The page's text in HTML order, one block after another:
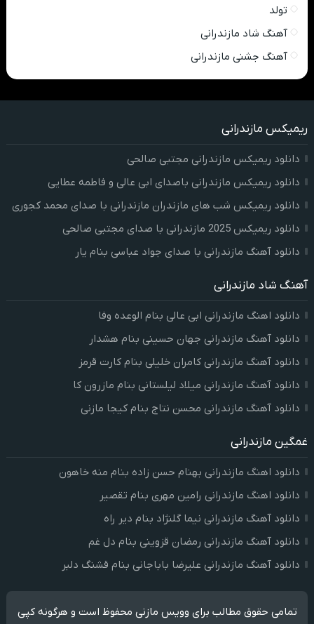
تولد
آهنگ شاد مازندرانی
آهنگ جشنی مازندرانی
ریمیکس مازندرانی
دانلود ریمیکس مازندرانی مجتبی صالحی
دانلود ریمیکس مازندرانی باصدای ابی عالی و فاطمه عطایی
دانلود ریمیکس شب های مازندران مازندرانی با صدای محمد کجوری
دانلود ریمیکس 2025 مازندرانی با صدای مجتبی صالحی
دانلود آهنگ مازندرانی با صدای جواد عباسی بنام یار
آهنگ شاد مازندرانی
دانلود اهنگ مازندرانی ابی عالی بنام الوعده وفا
دانلود آهنگ مازندرانی جهان حسینی بنام هشدار
دانلود آهنگ مازندرانی کامران خلیلی بنام کارت قرمز
دانلود آهنگ مازندرانی میلاد لیلستانی بنام مازرون کا
دانلود آهنگ مازندرانی محسن نتاج بنام کیجا مازنی
غمگین مازندرانی
دانلود اهنگ مازندرانی بهنام حسن زاده بنام منه خاهون
دانلود اهنگ مازندرانی رامین مهری بنام تقصیر
دانلود آهنگ مازندرانی نیما گلنژاد بنام دیر راه
دانلود آهنگ مازندرانی رمضان قزوینی بنام دل غم
دانلود آهنگ مازندرانی علیرضا باباجانی بنام قشنگ دلبر
تمامی حقوق مطالب برای وویس مازنی محفوظ است و هرگونه کپی